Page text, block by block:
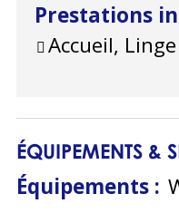
Prestations
Accueil,
ÉQUIPEMENTS &
Équipements :